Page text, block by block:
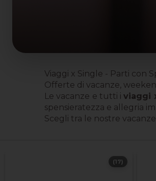
Viaggi x Single - Parti con
Offerte di vacanze,
Le vacanze e tutti iviaggi
spensieratezza e allegria
Scegli tra le nostre
(17)